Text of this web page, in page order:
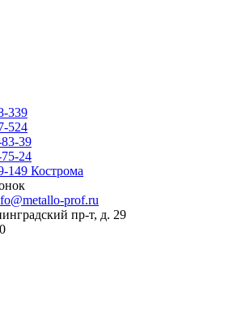
339
524
39
24
149 Кострома
prof.ru
пр-т, д. 29